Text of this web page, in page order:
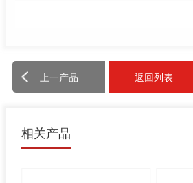
上一产品 返回列表
相关产品